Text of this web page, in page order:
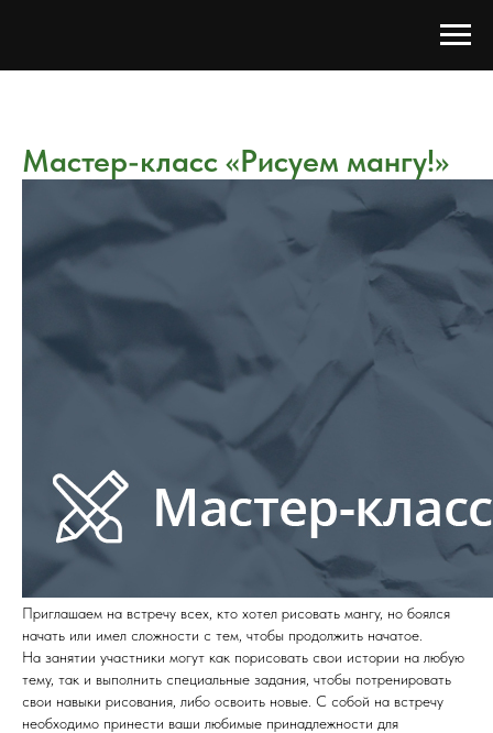
Мастер-класс «Рисуем мангу!»
Приглашаем на встречу всех, кто хотел рисовать мангу, но боялся
начать или имел сложности с тем, чтобы продолжить начатое.
На занятии участники могут как порисовать свои истории на любую
тему, так и выполнить специальные задания, чтобы потренировать
свои навыки рисования, либо освоить новые. С собой на встречу
необходимо принести ваши любимые принадлежности для